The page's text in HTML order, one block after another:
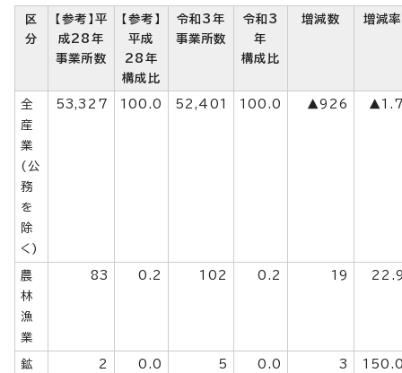
区
分
【参考】平
成28年
事業所数
【参考】
平成
28年
構成比
令和3年
事業所数
令和3
年
構成比
増減数 増減率
全
産
業
(公
務
を
除
く)
53,327 100.0 52,401 100.0 ▲926
農
林
漁
業
83 0.2 102 0.2 19
鉱
2 0.0 5 0.0 3